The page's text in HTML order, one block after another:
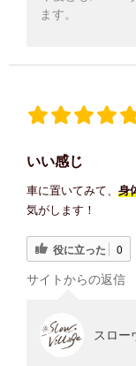
ます。
いい感じ
車に置いてみて、 身
気がします！
役に立った 0
サイトからの返信
スロー